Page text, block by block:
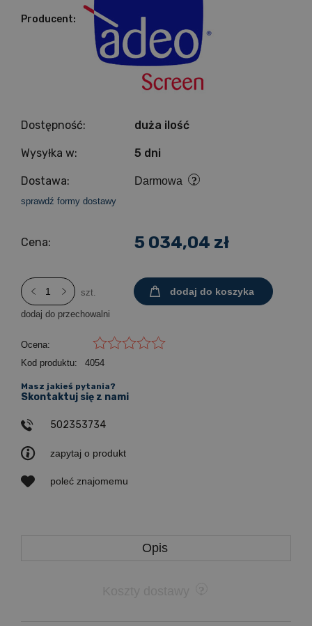
Producent:
Dostępność: duża ilość
Wysyłka w: 5 dni
Dostawa: Darmowa
sprawdź formy dostawy
Cena: 5 034,04 zł
szt. dodaj do koszyka
dodaj do przechowalni
Ocena:
Kod produktu:
4054
zapytaj o produkt
poleć znajomemu
Masz jakieś pytania?
Skontaktuj się z nami
502353734
Opis